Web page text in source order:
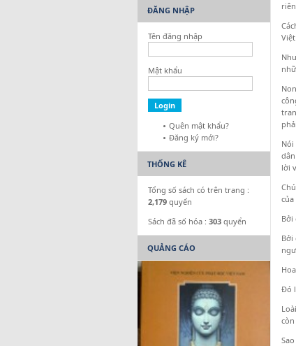
lời
Bởi
Bởi
Đó
còn
ĐĂNG NHẬP
Tên đăng nhập
Mật khẩu
Quên mật khẩu?
Đăng ký mới?
THỐNG KÊ
Tổng số sách có trên trang :
2,179 quyển
Sách đã số hóa : 303 quyển
QUẢNG CÁO